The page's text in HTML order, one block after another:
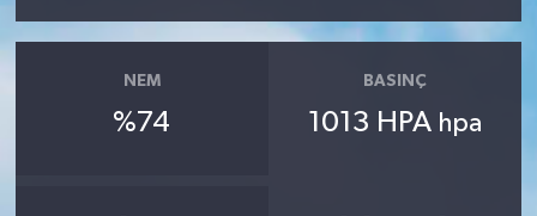
NEM
%74
BASINÇ
1013 HPA hpa